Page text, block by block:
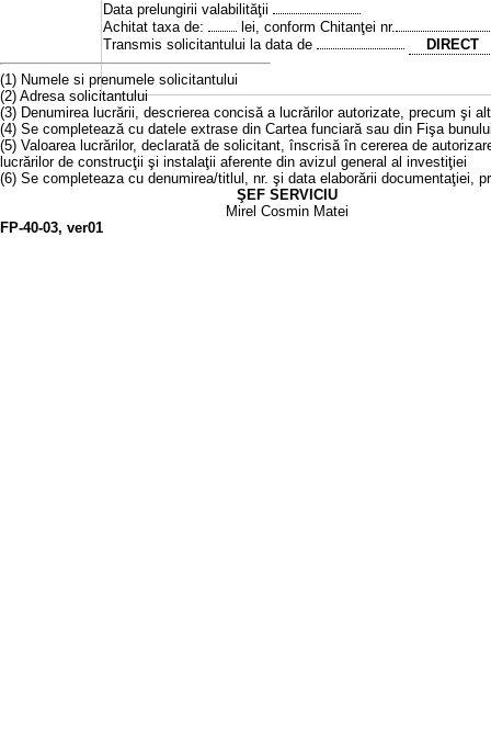
Data prelungirii valabilităţii
Achitat taxa de:
lei, conform Chitanţei nr.
Transmis solicitantului la data de
DIRECT
(1) Numele si prenumele solicitantului
(2) Adresa solicitantului
(3) Denumirea lucrării, descrierea concisă a lucrărilor autorizate, precum şi
(4) Se completează cu datele extrase din Cartea funciară sau din Fişa
(5) Valoarea lucrărilor, declarată de solicitant, înscrisă în cererea de
lucrărilor de construcţii şi instalaţii aferente din avizul general al investiţiei
(6) Se completeaza cu denumirea/titlul, nr. şi data elaborării documentaţiei,
ŞEF SERVICIU
Mirel Cosmin Matei
FP-40-03, ver01